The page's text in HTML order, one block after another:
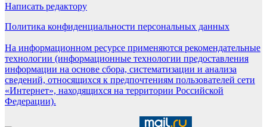
Написать редактору
Политика конфиденциальности персональных данных
На информационном ресурсе применяются рекомендательные
технологии (информационные технологии предоставления
информации на основе сбора, систематизации и анализа
сведений, относящихся к предпочтениям пользователей сети
«Интернет», находящихся на территории Российской
Федерации).